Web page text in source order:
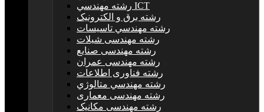
رشته مهندسي ICT
رشته برق و الکترونيک
رشته مهندسي تاسيسات
رشته مهندسی شیلات
رشته مهندسی صنایع
رشته مهندسی عمران
رشته فناوری اطلاعات
رشته مهندسي متالوژي
رشته مهندسی معماری
رشته مهندسی مکانیک